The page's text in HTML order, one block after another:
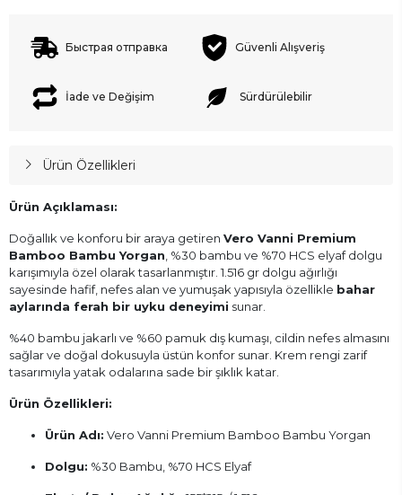
Быстрая отправка Güvenli Alışveriş
İade ve Değişim Sürdürülebilir
Ürün Özellikleri
Ürün Açıklaması:
Doğallık ve konforu bir araya getiren Vero Vanni Premium
Bamboo Bambu Yorgan , %30 bambu ve %70 HCS elyaf dolgu
karışımıyla özel olarak tasarlanmıştır. 1.516 gr dolgu ağırlığı
sayesinde hafif, nefes alan ve yumuşak yapısıyla özellikle bahar
aylarında ferah bir uyku deneyimi sunar.
%40 bambu jakarlı ve %60 pamuk dış kumaşı, cildin nefes almasını
sağlar ve doğal dokusuyla üstün konfor sunar. Krem rengi zarif
tasarımıyla yatak odalarına sade bir şıklık katar.
Ürün Özellikleri:
Ürün Adı: Vero Vanni Premium Bamboo Bambu Yorgan
Dolgu: %30 Bambu, %70 HCS Elyaf